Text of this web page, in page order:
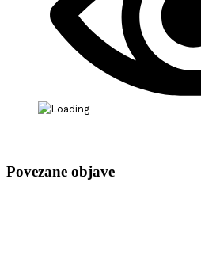
Povezane objave